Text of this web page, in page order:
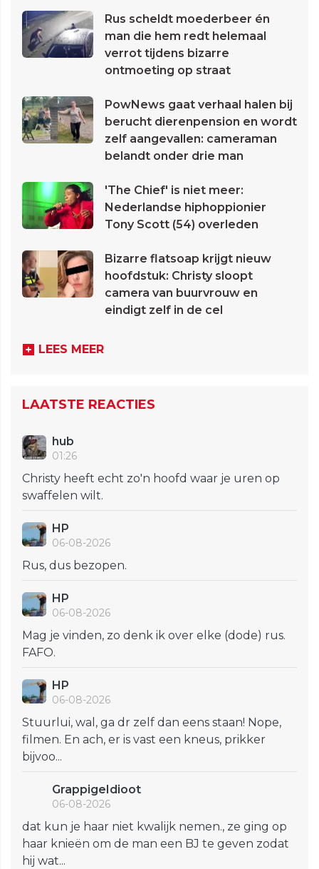
Rus scheldt moederbeer én
man die hem redt helemaal
verrot tijdens bizarre
ontmoeting op straat
PowNews gaat verhaal halen bij
berucht dierenpension en wordt
zelf aangevallen: cameraman
belandt onder drie man
'The Chief' is niet meer:
Nederlandse hiphoppionier
Tony Scott (54) overleden
Bizarre flatsoap krijgt nieuw
hoofdstuk: Christy sloopt
camera van buurvrouw en
eindigt zelf in de cel
LEES MEER
LAATSTE REACTIES
hub
01:26
Christy heeft echt zo'n hoofd waar je uren op
swaffelen wilt.
HP
06-08-2026
Rus, dus bezopen.
HP
06-08-2026
Mag je vinden, zo denk ik over elke (dode) rus.
FAFO.
HP
06-08-2026
Stuurlui, wal, ga dr zelf dan eens staan! Nope,
filmen. En ach, er is vast een kneus, prikker
bijvoo...
GrappigeIdioot
06-08-2026
dat kun je haar niet kwalijk nemen., ze ging op
haar knieën om de man een BJ te geven zodat
hij wat...